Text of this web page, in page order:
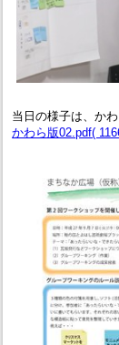
当日の様子は、か
かわら版02.pdf(